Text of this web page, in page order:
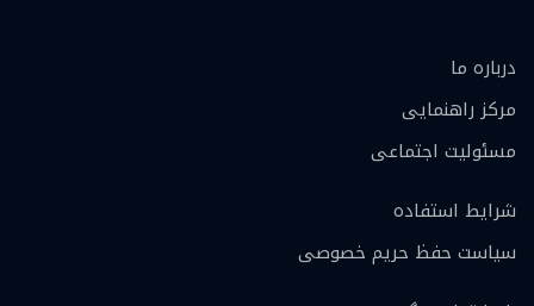
درباره ما
مرکز راهنمایی
مسئولیت اجتماعی
شرایط استفاده
سیاست حفظ حریم خصوصی